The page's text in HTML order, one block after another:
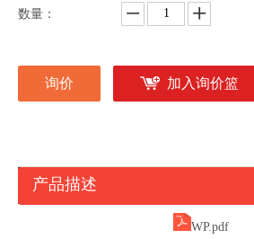
数量：
询价 加入询价篮
产品描述
WP.pdf